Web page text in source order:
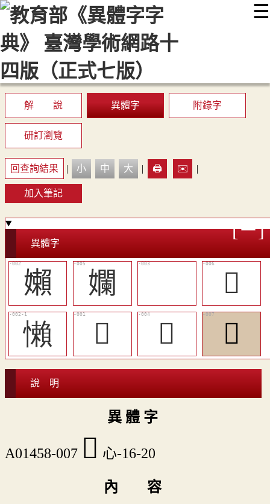
☰
::: 最新消息 常見問題 編輯說明
顯示模式
網站導覽
解 說 異體字 附錄字
研訂瀏覽
回查詢結果 | 小 中 大 | 🖨️ ✉️ |
加入筆記
異體字
嬾 孄
󲇧
懶
󲇥 󲇦 󲇨
說 明
異 體 字
A01458-007 󲇨 心-16-20
內 容